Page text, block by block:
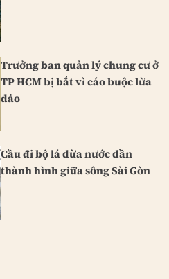
Trưởng ban quản lý chung cư ở
TP HCM bị bắt vì cáo buộc lừa
đảo
Cầu đi bộ lá dừa nước dần
thành hình giữa sông Sài Gòn